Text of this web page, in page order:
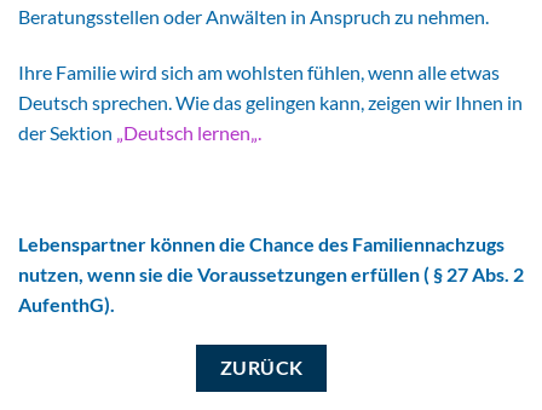
Beratungsstellen oder Anwälten in Anspruch zu nehmen.
Ihre Familie wird sich am wohlsten fühlen, wenn alle etwas
Deutsch sprechen. Wie das gelingen kann, zeigen wir Ihnen in
der Sektion „Deutsch lernen„.
Lebenspartner können die Chance des Familiennachzugs
nutzen, wenn sie die Voraussetzungen erfüllen ( § 27 Abs. 2
AufenthG).
ZURÜCK